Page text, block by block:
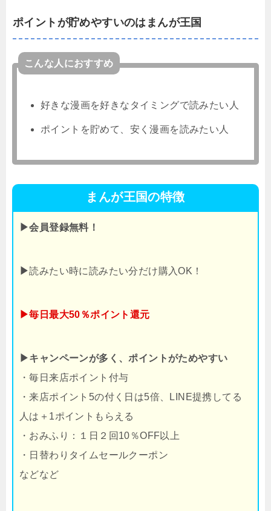
ポイントが貯めやすいのはまんが王国
こんな人におすすめ
好きな漫画を好きなタイミングで読みたい人
ポイントを貯めて、安く漫画を読みたい人
まんが王国の特徴
▶会員登録無料！
▶読みたい時に読みたい分だけ購入OK！
▶毎日最大50％ポイント還元
▶キャンペーンが多く、ポイントがためやすい
・毎日来店ポイント付与
・来店ポイント5の付く日は5倍、LINE提携してる
人は＋1ポイントもらえる
・おみふり：１日２回10％OFF以上
・日替わりタイムセールクーポン
などなど